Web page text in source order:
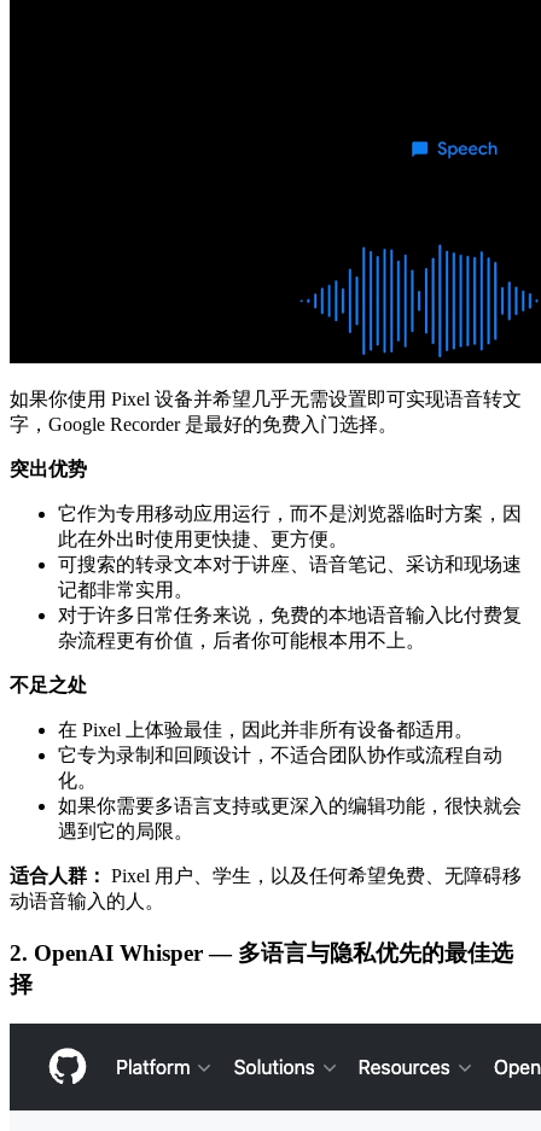
如果你使用 Pixel 设备并希望几乎无需设置即可实现语音转文
字，Google Recorder 是最好的免费入门选择。
突出优势
它作为专用移动应用运行，而不是浏览器临时方案，因
此在外出时使用更快捷、更方便。
可搜索的转录文本对于讲座、语音笔记、采访和现场速
记都非常实用。
对于许多日常任务来说，免费的本地语音输入比付费复
杂流程更有价值，后者你可能根本用不上。
不足之处
在 Pixel 上体验最佳，因此并非所有设备都适用。
它专为录制和回顾设计，不适合团队协作或流程自动
化。
如果你需要多语言支持或更深入的编辑功能，很快就会
遇到它的局限。
适合人群： Pixel 用户、学生，以及任何希望免费、无障碍移
动语音输入的人。
2. OpenAI Whisper — 多语言与隐私优先的最佳选
择